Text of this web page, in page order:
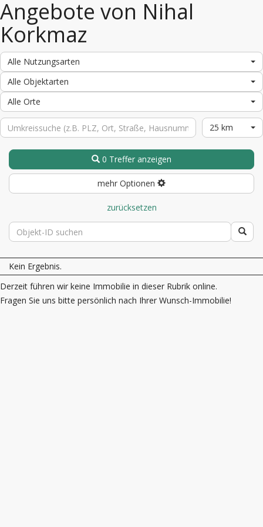
Angebote von Nihal
Korkmaz
Alle Nutzungsarten
Alle Objektarten
Alle Orte
25 km
0 Treffer anzeigen
mehr Optionen
zurücksetzen
Kein Ergebnis.
Derzeit führen wir keine Immobilie in dieser Rubrik online.
Fragen Sie uns bitte persönlich nach Ihrer Wunsch-Immobilie!